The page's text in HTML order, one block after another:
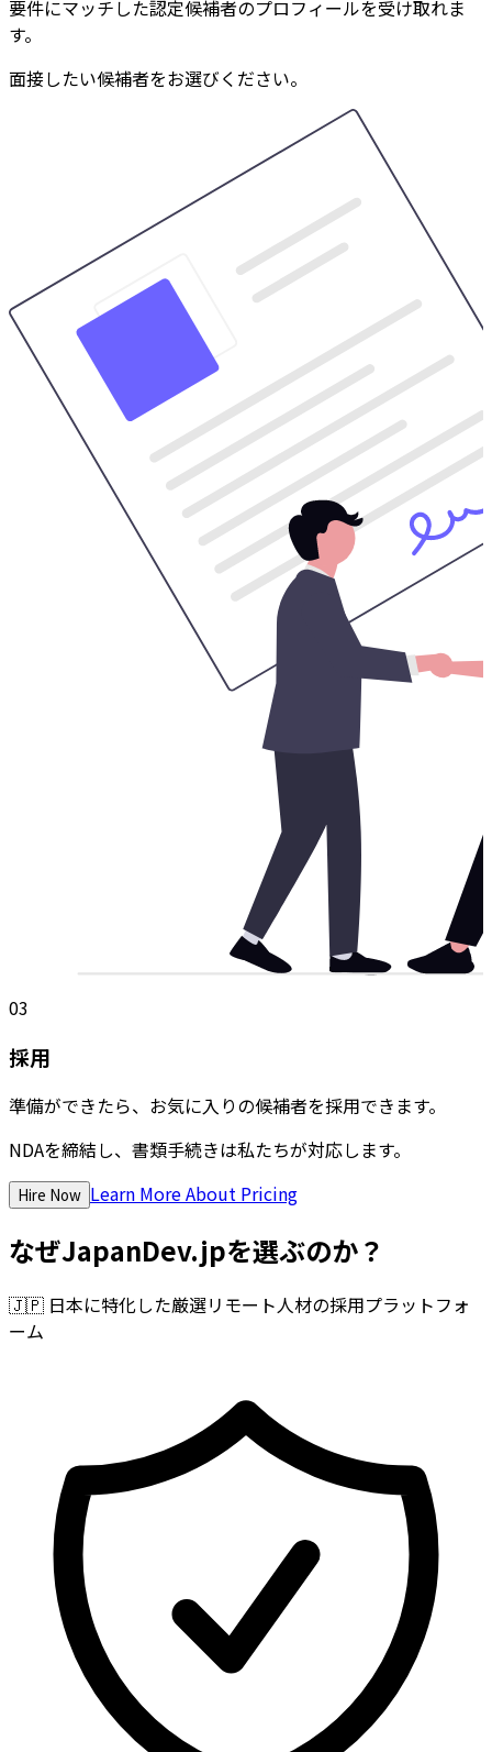
要件にマッチした認定候補者のプロフィールを受け取れま
す。
面接したい候補者をお選びください。
03
採用
準備ができたら、お気に入りの候補者を採用できます。
NDAを締結し、書類手続きは私たちが対応します。
Hire Now Learn More About Pricing
なぜJapanDev.jpを選ぶのか？
🇯🇵 日本に特化した厳選リモート人材の採用プラットフォ
ーム